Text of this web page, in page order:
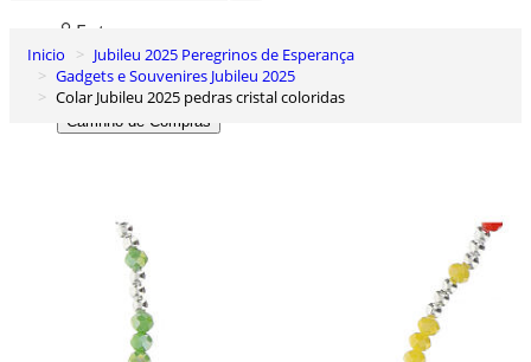
Entrar
Lista de Desejos
0
Carrinho de Compras
Inicio
Jubileu 2025 Peregrinos de Esperança
Gadgets e Souvenires Jubileu 2025
Colar Jubileu 2025 pedras cristal coloridas